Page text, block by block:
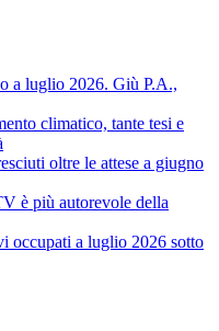
a luglio 2026. Giù P.A.,
climatico, tante tesi e
oltre le attese a giugno
è più autorevole della
occupati a luglio 2026 sotto